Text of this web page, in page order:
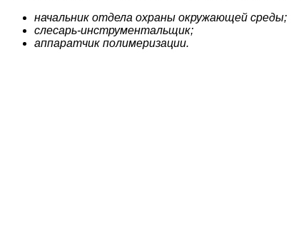
начальник отдела охраны окружающей среды;
слесарь-инструментальщик;
аппаратчик полимеризации.